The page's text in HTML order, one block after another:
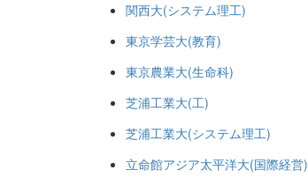
関西大(システム理工)
東京学芸大(教育)
東京農業大(生命科)
芝浦工業大(工)
芝浦工業大(システム理工)
立命館アジア太平洋大(国際経営)